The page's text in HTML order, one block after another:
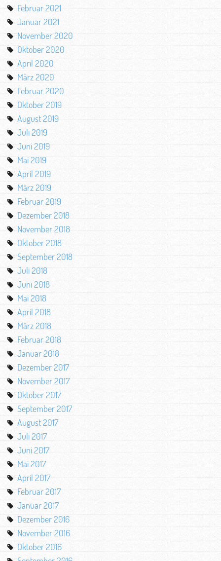
Februar 2021
Januar 2021
November 2020
Oktober 2020
April 2020
März 2020
Februar 2020
Oktober 2019
August 2019
Juli 2019
Juni 2019
Mai 2019
April 2019
März 2019
Februar 2019
Dezember 2018
November 2018
Oktober 2018
September 2018
Juli 2018
Juni 2018
Mai 2018
April 2018
März 2018
Februar 2018
Januar 2018
Dezember 2017
November 2017
Oktober 2017
September 2017
August 2017
Juli 2017
Juni 2017
Mai 2017
April 2017
Februar 2017
Januar 2017
Dezember 2016
November 2016
Oktober 2016